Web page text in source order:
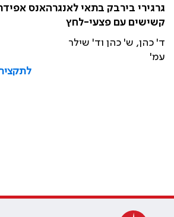
גרגירי בירבק בתאי לאנגרהאנס
קשישים עם פצעי-לחץ
ד' כהן, ש' כהן וד' שילר
עמ'
לתקציר